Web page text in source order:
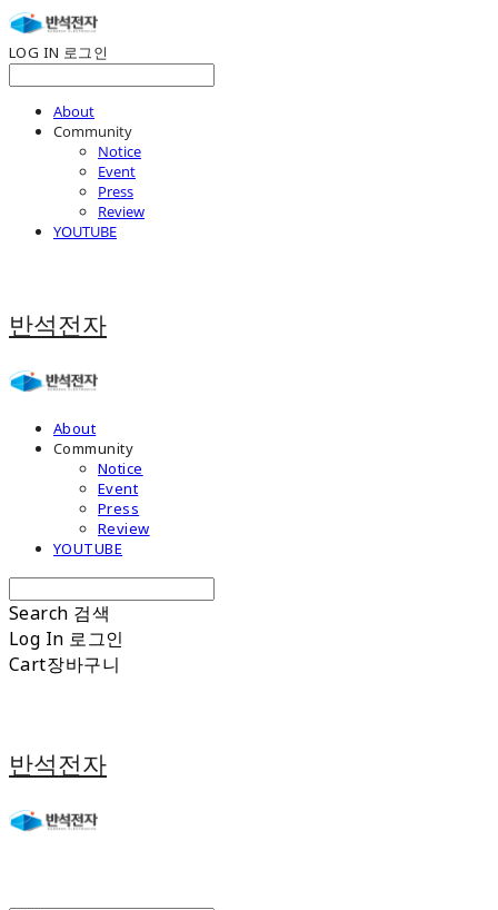
LOG IN 로그인
About
Community
Notice
Event
Press
Review
YOUTUBE
반석전자
About
Community
Notice
Event
Press
Review
YOUTUBE
Search 검색
Log In 로그인
Cart장바구니
반석전자